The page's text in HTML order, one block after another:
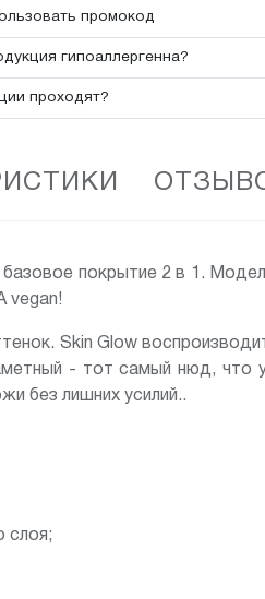
промокод
гипоаллергенна?
проходят?
базовое покрытие 2 в 1.
vegan!
Skin Glow
- тот самый нюд, что
без лишних усилий..
слоя;